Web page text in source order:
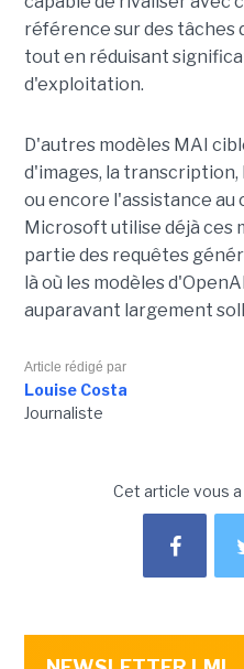
référence sur des tâches
tout en réduisant
d'exploitation.
D'autres modèles MAI
d'images, la
ou encore l'assistance au
Microsoft utilise déjà ces
partie des requêtes
là où les modèles
auparavant largement
Article rédigé par
Louise Costa
Journaliste
Cet article vous a